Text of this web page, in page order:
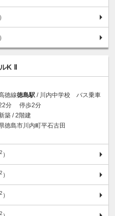
）
）
K Ⅱ
徳線徳島駅 / 川内中学校 バス乗車
分 停歩2分
築 / 2階建
徳島市川内町平石古田
2 ）
2 ）
2 ）
2